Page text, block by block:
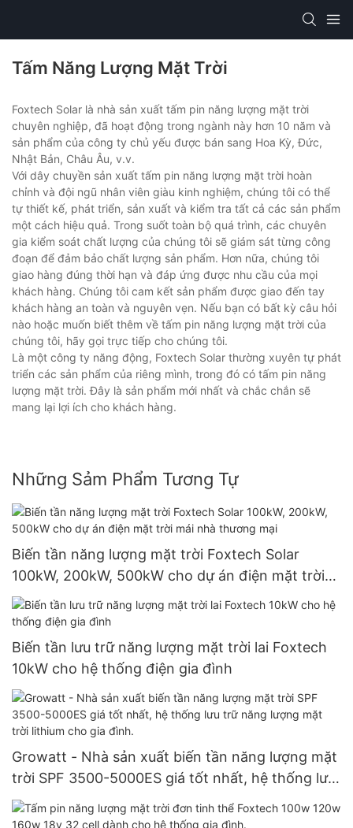
Tấm Năng Lượng Mặt Trời
Foxtech Solar là nhà sản xuất tấm pin năng lượng mặt trời
chuyên nghiệp, đã hoạt động trong ngành này hơn 10 năm và
sản phẩm của công ty chủ yếu được bán sang Hoa Kỳ, Đức,
Nhật Bản, Châu Âu, v.v.
Với dây chuyền sản xuất tấm pin năng lượng mặt trời hoàn
chỉnh và đội ngũ nhân viên giàu kinh nghiệm, chúng tôi có thể
tự thiết kế, phát triển, sản xuất và kiểm tra tất cả các sản phẩm
một cách hiệu quả. Trong suốt toàn bộ quá trình, các chuyên
gia kiểm soát chất lượng của chúng tôi sẽ giám sát từng công
đoạn để đảm bảo chất lượng sản phẩm. Hơn nữa, chúng tôi
giao hàng đúng thời hạn và đáp ứng được nhu cầu của mọi
khách hàng. Chúng tôi cam kết sản phẩm được giao đến tay
khách hàng an toàn và nguyên vẹn. Nếu bạn có bất kỳ câu hỏi
nào hoặc muốn biết thêm về tấm pin năng lượng mặt trời của
chúng tôi, hãy gọi trực tiếp cho chúng tôi.
Là một công ty năng động, Foxtech Solar thường xuyên tự phát
triển các sản phẩm của riêng mình, trong đó có tấm pin năng
lượng mặt trời. Đây là sản phẩm mới nhất và chắc chắn sẽ
mang lại lợi ích cho khách hàng.
Những Sảm Phẩm Tương Tự
Biến tần năng lượng mặt trời Foxtech Solar
100kW, 200kW, 500kW cho dự án điện mặt trời
mái nhà thương mại
Biến tần lưu trữ năng lượng mặt trời lai Foxtech
10kW cho hệ thống điện gia đình
Growatt - Nhà sản xuất biến tần năng lượng mặt
trời SPF 3500-5000ES giá tốt nhất, hệ thống lưu
trữ năng lượng mặt trời lithium cho gia đình.